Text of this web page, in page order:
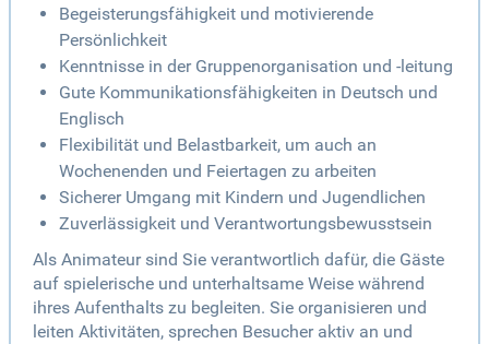
Begeisterungsfähigkeit und motivierende
Persönlichkeit
Kenntnisse in der Gruppenorganisation und -leitung
Gute Kommunikationsfähigkeiten in Deutsch und
Englisch
Flexibilität und Belastbarkeit, um auch an
Wochenenden und Feiertagen zu arbeiten
Sicherer Umgang mit Kindern und Jugendlichen
Zuverlässigkeit und Verantwortungsbewusstsein
Als Animateur sind Sie verantwortlich dafür, die Gäste
auf spielerische und unterhaltsame Weise während
ihres Aufenthalts zu begleiten. Sie organisieren und
leiten Aktivitäten, sprechen Besucher aktiv an und